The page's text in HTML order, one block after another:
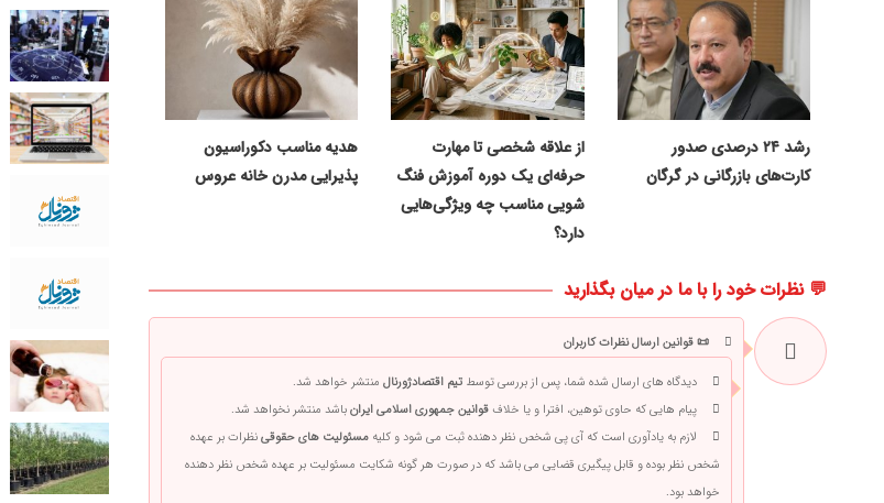
رشد ۲۴ درصدی صدور
کارت‌های بازرگانی در گرگان
از علاقه شخصی تا مهارت
حرفه‌ای یک دوره آموزش فنگ
شویی مناسب چه ویژگی‌هایی
دارد؟
هدیه مناسب دکوراسیون
پذیرایی مدرن خانه عروس
💬 نظرات خود را با ما در میان بگذارید
📜 قوانین ارسال نظرات کاربران
دیدگاه های ارسال شده شما، پس از بررسی توسط تیم اقتصادژورنال منتشر خواهد شد.
پیام هایی که حاوی توهین، افترا و یا خلاف قوانین جمهوری اسلامی ایرانباشد منتشر نخواهد شد.
لازم به یادآوری است که آی پی شخص نظر دهنده ثبت می شود و کلیه مسئولیت های حقوقینظرات بر عهده
شخص نظر بوده و قابل پیگیری قضایی می باشد که در صورت هر گونه شکایت مسئولیت بر عهده شخص نظر دهنده
خواهد بود.